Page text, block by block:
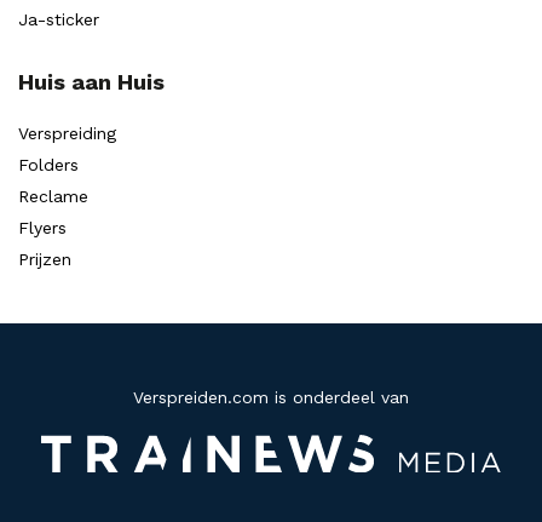
Ja-sticker
Huis aan Huis
Verspreiding
Folders
Reclame
Flyers
Prijzen
Verspreiden.com is onderdeel van